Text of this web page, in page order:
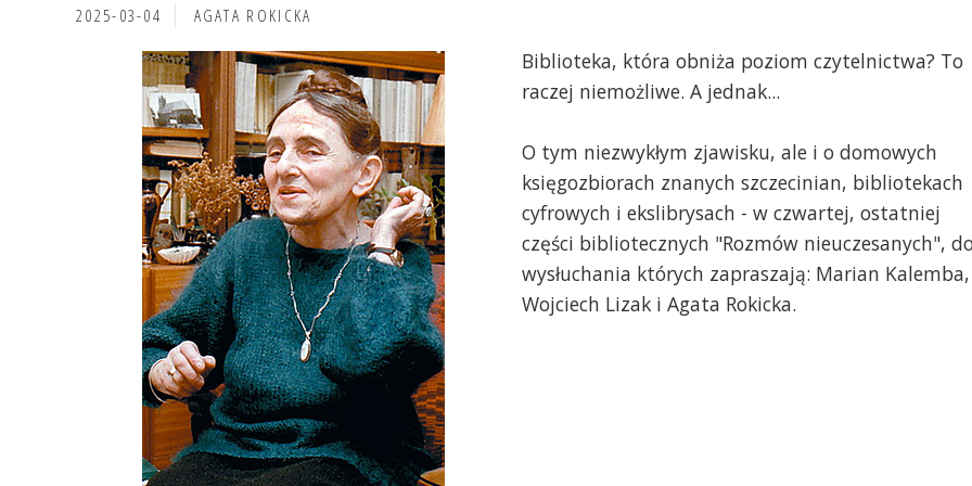
2025-03-04 AGATA ROKICKA
Biblioteka, która obniża poziom czytelnictwa? To
raczej niemożliwe. A jednak...
O tym niezwykłym zjawisku, ale i o domowych
księgozbiorach znanych szczecinian, bibliotekach
cyfrowych i ekslibrysach - w czwartej, ostatniej
części bibliotecznych "Rozmów nieuczesanych",
wysłuchania których zapraszają: Marian Kalemba,
Wojciech Lizak i Agata Rokicka.